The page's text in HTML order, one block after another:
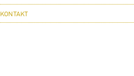
KONTAKT